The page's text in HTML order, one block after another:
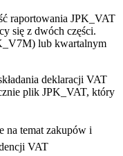
raportowania JPK_VAT
się z dwóch części.
lub kwartalnym
deklaracji VAT
plik JPK_VAT, który
na temat zakupów i
VAT